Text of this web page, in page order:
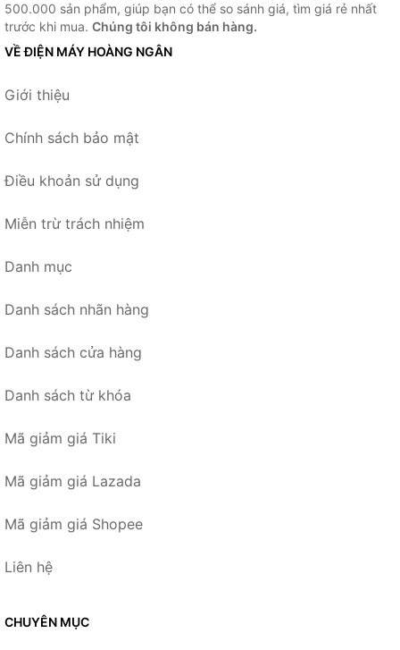
500.000 sản phẩm, giúp bạn có thể so sánh giá, tìm giá rẻ nhất
trước khi mua. Chúng tôi không bán hàng.
VỀ ĐIỆN MÁY HOÀNG NGÂN
Giới thiệu
Chính sách bảo mật
Điều khoản sử dụng
Miễn trừ trách nhiệm
Danh mục
Danh sách nhãn hàng
Danh sách cửa hàng
Danh sách từ khóa
Mã giảm giá Tiki
Mã giảm giá Lazada
Mã giảm giá Shopee
Liên hệ
CHUYÊN MỤC